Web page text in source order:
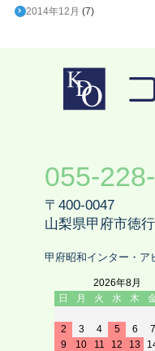
2014年12月 (7)
055-
〒400-0047
山梨県甲府市徳
甲府昭和インター・ア
2026年8月
日
月 火 水 木
2
3 4 5 6 7
9
10 11 12 13